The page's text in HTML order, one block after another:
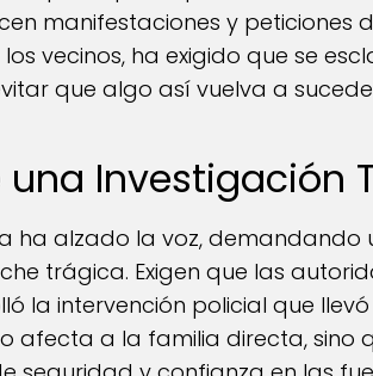
manifestaciones y peticiones
vecinos, ha exigido que se
que algo así vuelva a
una Investigación
ha alzado la voz, demandando
trágica. Exigen que las
la intervención policial que
afecta a la familia directa, sino